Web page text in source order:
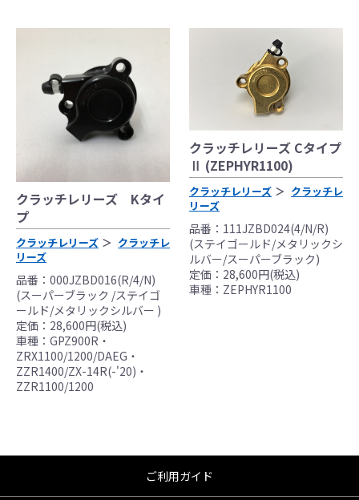
クラッチレリーズ Kタイ
プ
クラッチレリーズ
クラッチレ
リーズ
品番：000JZBD016(R/4/N)
(スーパーブラック /ステイゴ
ールド/メタリックシルバー )
定価：28,600円(税込)
車種：GPZ900R・
ZRX1100/1200/DAEG・
ZZR1400/ZX-14R(-'20)・
ZZR1100/1200
クラッチレリーズ Cタイプ
Ⅱ (ZEPHYR1100)
クラッチレリーズ
クラッチレ
リーズ
品番：111JZBD024(4/N/R)
(ステイゴールド/メタリックシ
ルバー/スーパーブラック)
定価：28,600円(税込)
車種：ZEPHYR1100
ご利用ガイド